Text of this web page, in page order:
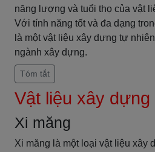
năng lượng và tuổi thọ của vật
Với tính năng tốt và đa dạng
là một vật liệu xây dựng tự
ngành xây dựng.
Tóm tắt
Vật liệu xây dựng
Xi măng
Xi măng là một loại vật liệu xây